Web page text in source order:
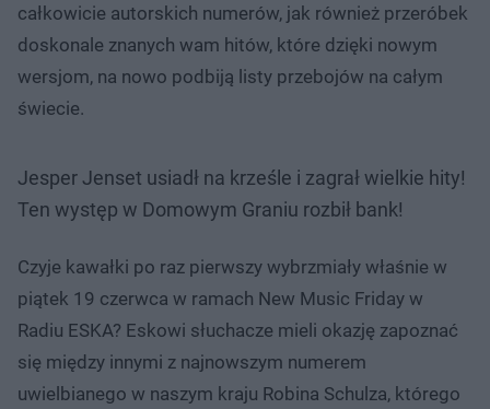
całkowicie autorskich numerów, jak również przeróbek
doskonale znanych wam hitów, które dzięki nowym
wersjom, na nowo podbiją listy przebojów na całym
świecie.
Jesper Jenset usiadł na krześle i zagrał wielkie hity!
Ten występ w Domowym Graniu rozbił bank!
Czyje kawałki po raz pierwszy wybrzmiały właśnie w
piątek 19 czerwca w ramach New Music Friday w
Radiu ESKA? Eskowi słuchacze mieli okazję zapoznać
się między innymi z najnowszym numerem
uwielbianego w naszym kraju Robina Schulza, którego